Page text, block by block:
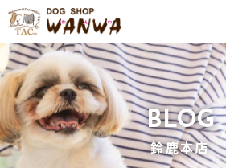
BLOG
鈴鹿本店